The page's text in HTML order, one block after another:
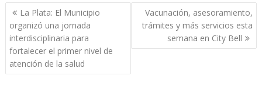
Navegación
de
entradas
La Plata: El Municipio
organizó una jornada
interdisciplinaria para
fortalecer el primer nivel de
atención de la salud
Vacunación, asesoramiento,
trámites y más servicios esta
semana en City Bell